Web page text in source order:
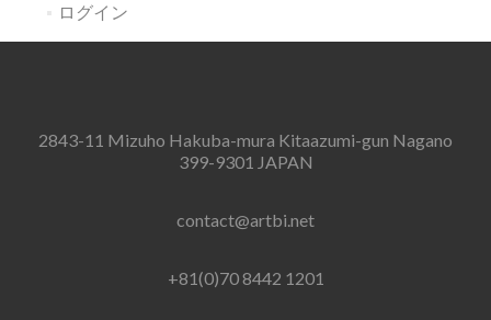
ログイン
2843-11 Mizuho Hakuba-mura Kitaazumi-gun Nagano
399-9301 JAPAN
contact@artbi.net
+81(0)70 8442 1201